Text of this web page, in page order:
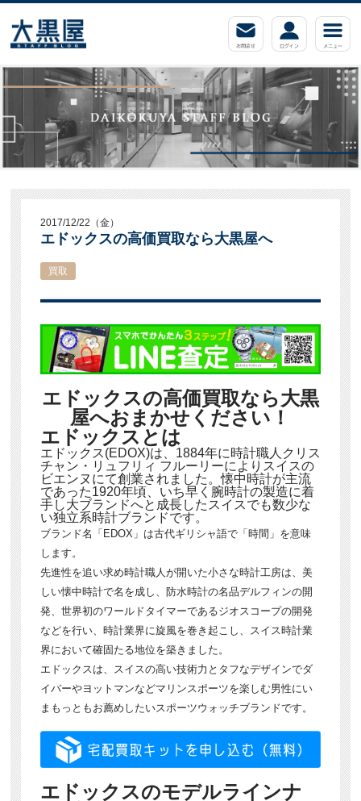
2017/12/22（金）
エドックスの高価買取なら大黒屋へ
買取
エドックスの高価買取なら大黒
屋へおまかせください！
エドックスとは
エドックス(EDOX)は、1884年に時計職人クリス
チャン・リュフリィ フルーリーによりスイスの
ビエンヌにて創業されました。懐中時計が主流
であった1920年頃、いち早く腕時計の製造に着
手し大ブランドへと成長したスイスでも数少な
い独立系時計ブランドです。
ブランド名「EDOX」は古代ギリシャ語で「時間」を意味
します。
先進性を追い求め時計職人が開いた小さな時計工房は、美
しい懐中時計で名を成し、防水時計の名品デルフィンの開
発、世界初のワールドタイマーであるジオスコープの開発
などを行い、時計業界に旋風を巻き起こし、スイス時計業
界において確固たる地位を築きました。
エドックスは、スイスの高い技術力とタフなデザインでダ
イバーやヨットマンなどマリンスポーツを楽しむ男性にい
まもっともお薦めしたいスポーツウォッチブランドです。
エドックスのモデルラインナ